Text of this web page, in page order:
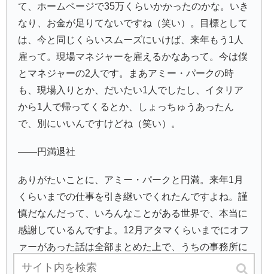
て、ホームページで35万くらいかかったのかな。いき
なり、お金が足りてないですね（笑い）。目標として
は、今と同じくらいスムーズにいけば、来年もう1人
雇って。現場マネジャーを雇えるかなあって。今は僕
とマネジャーの2人です。まあアミー・パークの時
も、現場入りとか、だいたい1人でしたし、イタリア
から1人で帰ってくるとか、しょっちゅうあったん
で、別にいいんですけどね（笑い）。
――円満退社
ありがたいことに、アミー・パークと円満。来年1月
くらいまでの仕事を引き継いでくれたんですよね。謹
慎だなんだって、いろんなことがある世界で、本当に
感謝しているんですよ。12月アタマくらいまでにオフ
ァーがあった話は全部まとめた上で、うちの事務所に
引き継いでくれた。その後に問い合わせが入った仕事